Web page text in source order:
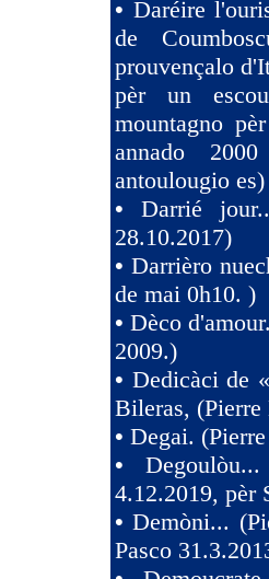
• Daréire
de
prouvençalo
pèr un
mountagno
annado
antoulougio es)
• Darrié
28.10.2017)
• Darrièro
de mai 0h10. )
• Dèco
2009.)
• Dedicàci de
Bileras, (Pierre
• Degai.
•
4.12.2019, pèr
•Demòni...
Pasco